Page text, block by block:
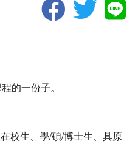
的一份子。
校生、學/碩/博士生、具原